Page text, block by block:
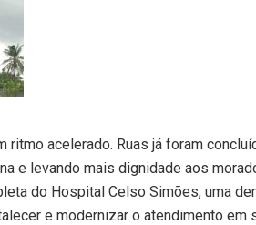
ritmo acelerado. Ruas já foram
e levando mais dignidade aos
do Hospital Celso Simões, uma
e modernizar o atendimento em